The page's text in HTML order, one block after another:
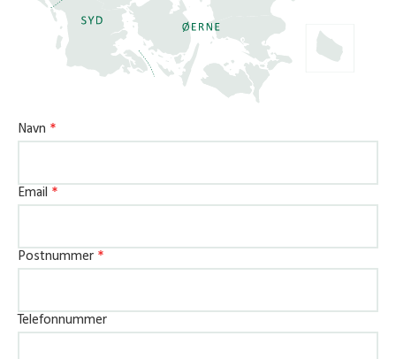
for at udføre den ideelle tynding.
• Veje og bevoksninger er kørt i stykker, fordi
opgaven er løst på det forkerte tidspunkt.
skærbart træ er røget med i flisen. Resultatet er,
kubikmeter, men bundlinjen er dårlig, fordi
• Det viser sig, at du har fået et tilbud, der var for
Alle disse usikkerheder undgår du, når du
Navn *
Email *
Postnummer *
Telefonnummer